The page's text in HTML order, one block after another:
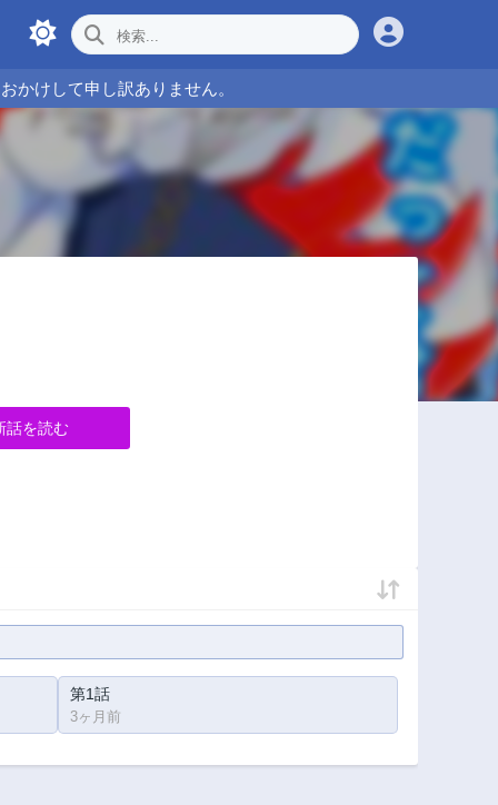
かけして申し訳ありません。
話を読む
第1話
3ヶ月前